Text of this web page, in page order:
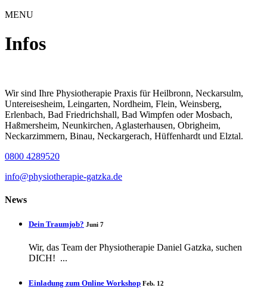
MENU
Infos
Wir sind Ihre Physiotherapie Praxis für Heilbronn, Neckarsulm,
Untereisesheim, Leingarten, Nordheim, Flein, Weinsberg,
Erlenbach, Bad Friedrichshall, Bad Wimpfen oder Mosbach,
Haßmersheim, Neunkirchen, Aglasterhausen, Obrigheim,
Neckarzimmern, Binau, Neckargerach, Hüffenhardt und Elztal.
0800 4289520
info@physiotherapie-gatzka.de
News
Dein Traumjob? Juni 7
Wir, das Team der Physiotherapie Daniel Gatzka, suchen
DICH! ...
Einladung zum Online Workshop Feb. 12